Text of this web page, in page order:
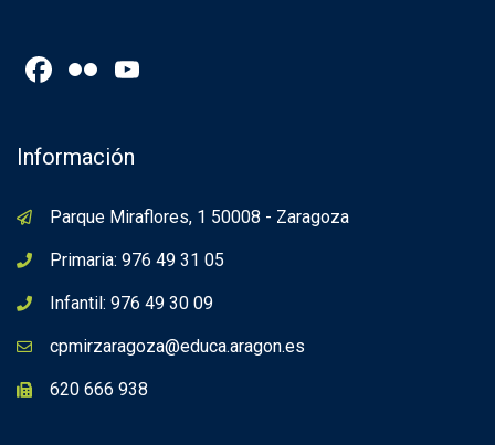
Facebook
Flickr
Información
Parque Miraflores, 1 50008 - Zaragoza
Primaria: 976 49 31 05
Infantil: 976 49 30 09
cpmirzaragoza@educa.aragon.es
620 666 938